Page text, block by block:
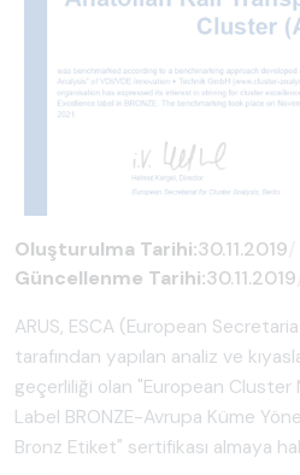
Oluşturulma Tarihi:30.11.2019
Güncellenme Tarihi:30.11.2019
ARUS, ESCA (European
tarafından yapılan analiz ve
geçerliliği olan "European
Label BRONZE-Avrupa Küme
Bronz Etiket" sertifikası almaya